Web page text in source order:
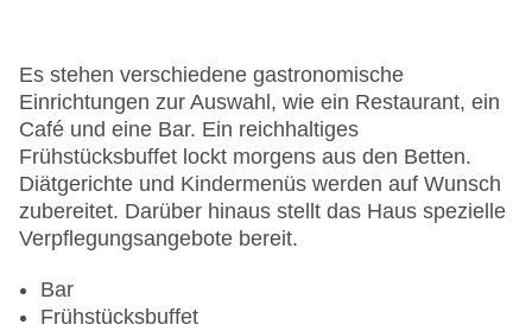
Gesamtanzahl der Zimmer: 101
Zahlungsarten: American Express, Mastercard,
Visa
Landeskategorie: 3 Sterne
Es stehen verschiedene gastronomische
Einrichtungen zur Auswahl, wie ein Restaurant, ein
Café und eine Bar. Ein reichhaltiges
Frühstücksbuffet lockt morgens aus den Betten.
Diätgerichte und Kindermenüs werden auf Wunsch
zubereitet. Darüber hinaus stellt das Haus spezielle
Verpflegungsangebote bereit.
Bar
Frühstücksbuffet